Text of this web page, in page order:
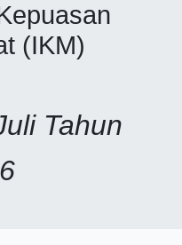
(IKM)
Tahun